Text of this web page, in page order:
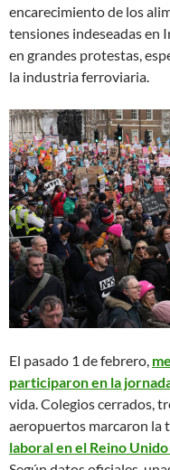
encarecimiento de los
tensiones indeseadas en
en grandes protestas,
la industria ferroviaria.
El pasado 1 de febrero,
participaron en la
vida. Colegios cerrados,
aeropuertos marcaron la
laboral en el Reino